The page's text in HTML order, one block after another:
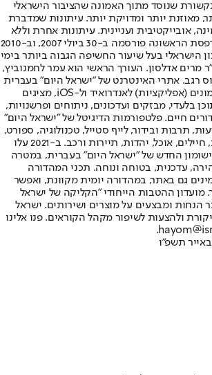
שנוסד מתוך האמונה שהציבור הישראלי
מאוזנת יותר ומדויקת יותר. עיתונות שמדברת
אובייקטיבית ועניינית. עיתונות אחרת וללא
תשלום. המהדורה המודפסת הראשונה פורסמה ב-30 ביולי 2007, וב-2010
הישראלי בעל שיעור החשיפה הגבוה ביותר בימי
מרים אדלסון. העורך הראשי הוא עמר לחמנוביץ,
רגב. אתרי האינטרנט של "ישראל היום" בעברית
ובאנגלית, כמו כן היישומונים (אפליקציות) לאנדרואיד ול-iOS, מציגים
בלעדי, מבזקים ועדכונים, ניתוחים ופרשנויות,
חיים. פלטפורמות הדיגיטל של "ישראל היום"
תרבות ובידור, לייף סטייל, טכנולוגיה, ספורט,
כלכלה וצרכנות, בריאות, חיילים, אוכל, יהדות, תיירות ורכב. ב-2021 עלו
החדש של "ישראל היום" בעברית, במטרה
עדכנית, בטוחה ונוחה. תכני המהדורה
גם באתר, במהדורה יומית מקוונת, ואפשר
מועדון ההטבות הייחודי "הקליקה של ישראל
הנחות ומבצעים על מוצרים ושירותים. ישראל
ולהצעות לשיפור מקהל הקוראים. פנו אלינו
תשפ"ו